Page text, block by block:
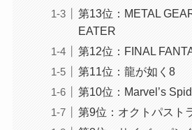
第13位：METAL
EATER
第12位：FINAL
第11位：龍が如く8
第10位：Marvel’s
第9位：オクトパスト